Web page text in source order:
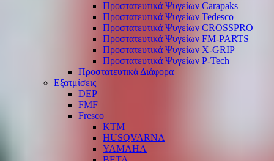
Προστατευτικά Ψυγείων Carapaks
Προστατευτικά Ψυγείων Tedesco
Προστατευτικά Ψυγείων CROSSPRO
Προστατευτικά Ψυγείων FM-PARTS
Προστατευτικά Ψυγείων X-GRIP
Προστατευτικά Ψυγείων P-Tech
Προστατευτικά Διάφορα
Εξατμίσεις
DEP
FMF
Fresco
KTM
HUSQVARNA
YAMAHA